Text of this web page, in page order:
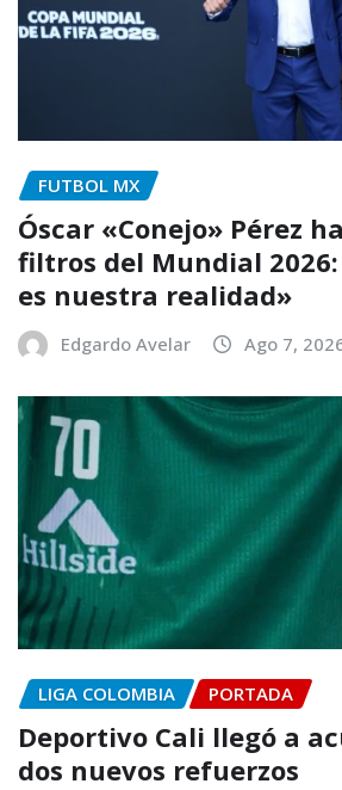
FUTBOL MX
Óscar «Conejo» Pérez
filtros del Mundial
es nuestra realidad»
Edgardo Avelar Ago 7,
LIGA COLOMBIA PORTADA
Deportivo Cali llegó a
dos nuevos refuerzos